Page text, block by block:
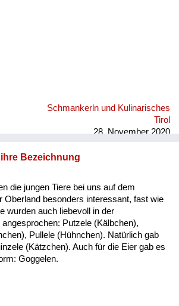
Schmankerln und Kulinarisches
Tirol
28. November 2020
Bezeichnung
die jungen Tiere bei uns auf dem
Oberland besonders interessant, fast wie
wurden auch liebevoll in der
Putzele (Kälbchen),
Pullele (Hühnchen). Natürlich gab
(Kätzchen). Auch für die Eier gab es
Goggelen.